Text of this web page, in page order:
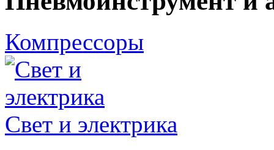
Компрессоры
Свет и электрика